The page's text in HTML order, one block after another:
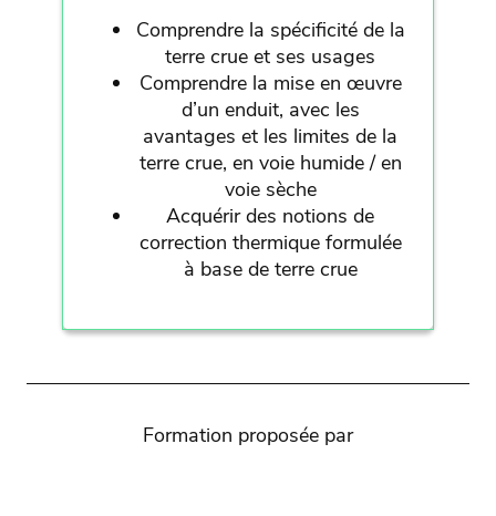
Comprendre la spécificité de la
terre crue et ses usages
Comprendre la mise en œuvre
d’un enduit, avec les
avantages et les limites de la
terre crue, en voie humide / en
voie sèche
Acquérir des notions de
correction thermique formulée
à base de terre crue
Formation proposée par